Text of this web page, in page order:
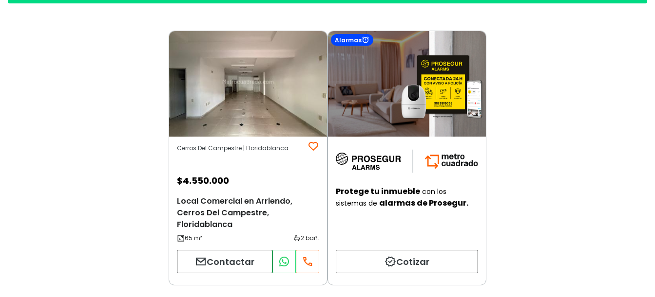
Cerros Del Campestre | Floridablanca
$4.550.000
Local Comercial en Arriendo,
Cerros Del Campestre,
Floridablanca
Contactar
Alarmas
Protege tu inmueble con los
sistemas de alarmas de Prosegur.
Cotizar